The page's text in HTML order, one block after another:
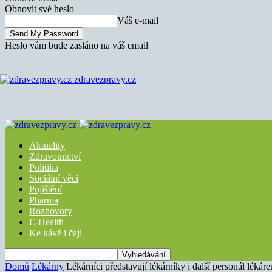
Obnovit své heslo
Váš e-mail
Heslo vám bude zasláno na váš email
zdravezpravy.cz
Aktuality
Zdravotnictví
Politika
Sociální věci
Pojištění
Pharma
Rozhovory
E-Health
Ke kávě i čaji
Domů Lékárny Lékárníci představují lékárníky i další personál